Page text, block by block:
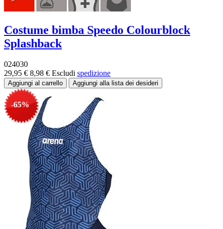
Costume bimba Speedo Colourblock
Splashback
024030
29,95 € 8,98 € Escludi spedizione
-65%